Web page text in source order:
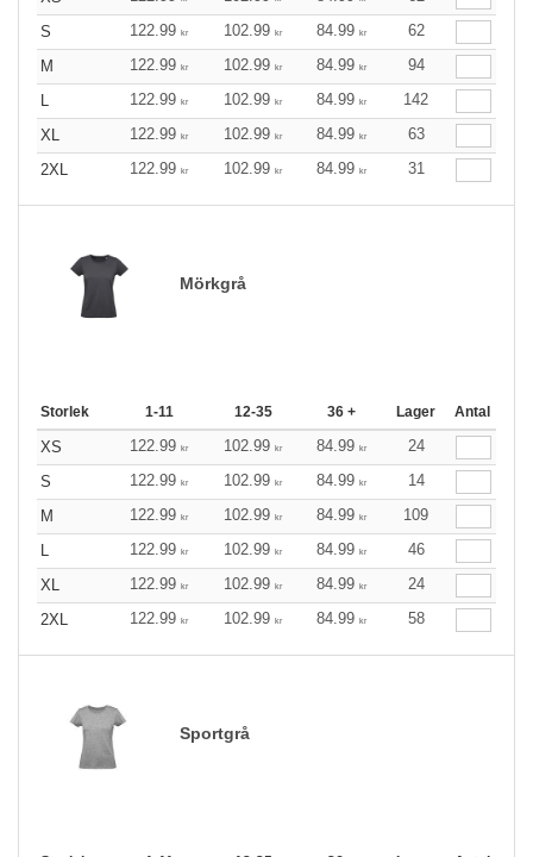
S
122.99 kr 102.99 kr 84.99 kr
62
M
122.99 kr 102.99 kr 84.99 kr
94
L
122.99 kr 102.99 kr 84.99 kr
142
XL
122.99 kr 102.99 kr 84.99 kr
63
2XL
122.99 kr 102.99 kr 84.99 kr 31
Mörkgrå
Storlek 1-11 12-35 36 + Lager Antal
XS 122.99 kr 102.99 kr 84.99 kr
24
S
122.99 kr 102.99 kr 84.99 kr
14
M
122.99 kr 102.99 kr 84.99 kr
109
L
122.99 kr 102.99 kr 84.99 kr
46
XL
122.99 kr 102.99 kr 84.99 kr
24
2XL
122.99 kr 102.99 kr 84.99 kr 58
Sportgrå